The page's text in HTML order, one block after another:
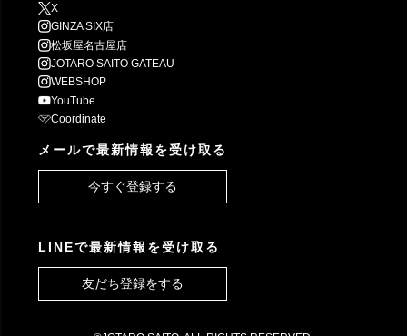
X
GINZA SIX店
松坂屋名古屋店
JOTARO SAITO GATEAU
WEBSHOP
YouTube
Coordinate
メールで最新情報を受け取る
今すぐ登録する
LINEで最新情報を受け取る
友だち登録をする